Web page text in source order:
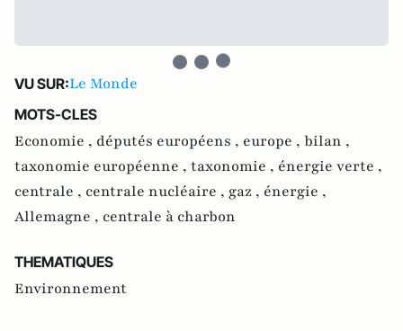
VU SUR:Le Monde
MOTS-CLES
Economie , députés européens , europe , bilan ,
taxonomie européenne , taxonomie , énergie verte ,
centrale , centrale nucléaire , gaz , énergie ,
Allemagne , centrale à charbon
THEMATIQUES
Environnement